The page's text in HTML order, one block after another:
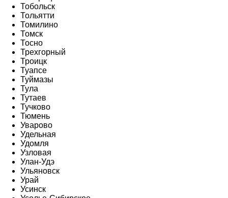
Тобольск
Тольятти
Томилино
Томск
Тосно
Трехгорный
Троицк
Туапсе
Туймазы
Тула
Тутаев
Тучково
Тюмень
Уварово
Удельная
Удомля
Узловая
Улан-Удэ
Ульяновск
Урай
Усинск